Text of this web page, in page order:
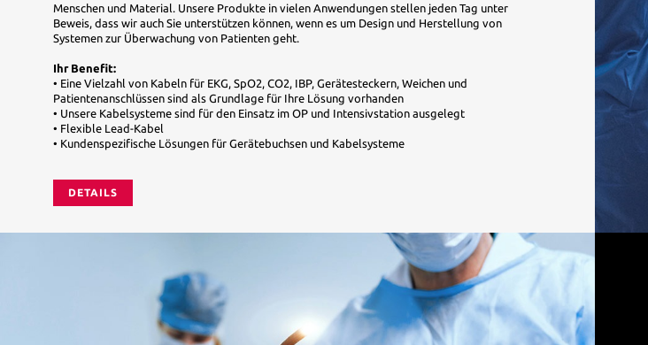
Menschen und Material. Unsere Produkte in vielen Anwendungen stellen jeden Tag unter
Beweis, dass wir auch Sie unterstützen können, wenn es um Design und Herstellung von
Systemen zur Überwachung von Patienten geht.
Ihr Benefit:
• Eine Vielzahl von Kabeln für EKG, SpO2, CO2, IBP, Gerätesteckern, Weichen und
Patientenanschlüssen sind als Grundlage für Ihre Lösung vorhanden
• Unsere Kabelsysteme sind für den Einsatz im OP und Intensivstation ausgelegt
• Flexible Lead-Kabel
• Kundenspezifische Lösungen für Gerätebuchsen und Kabelsysteme
DETAILS